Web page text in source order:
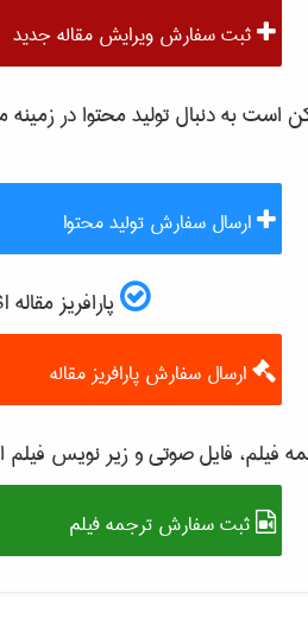
ثبت سفارش ویرایش مقاله جدید
به دنبال تولید محتوا در زمینه
ارسال سفارش تولید محتوا
پارافریز مقاله ISI و رفع plagiarism
ارسال سفارش پارافریز مقاله
فیلم، فایل صوتی و زیر نویس
ثبت سفارش ترجمه فیلم